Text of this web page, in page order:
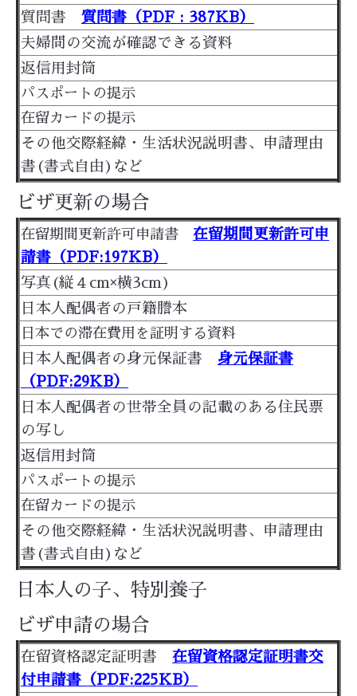
質問書 質問書（PDF : 387KB）
夫婦間の交流が確認できる資料
返信用封筒
パスポートの提示
在留カードの提示
その他交際経緯・生活状況説明書、申請理由
書(書式自由)など
ビザ更新の場合
在留期間更新許可申請書 在留期間更新許可申
請書（PDF:197KB）
写真(縦４cm×横3cm)
日本人配偶者の戸籍謄本
日本での滞在費用を証明する資料
日本人配偶者の身元保証書 身元保証書
（PDF:29KB）
日本人配偶者の世帯全員の記載のある住民票
の写し
返信用封筒
パスポートの提示
在留カードの提示
その他交際経緯・生活状況説明書、申請理由
書(書式自由)など
日本人の子、特別養子
ビザ申請の場合
在留資格認定証明書 在留資格認定証明書交
付申請書（PDF:225KB）